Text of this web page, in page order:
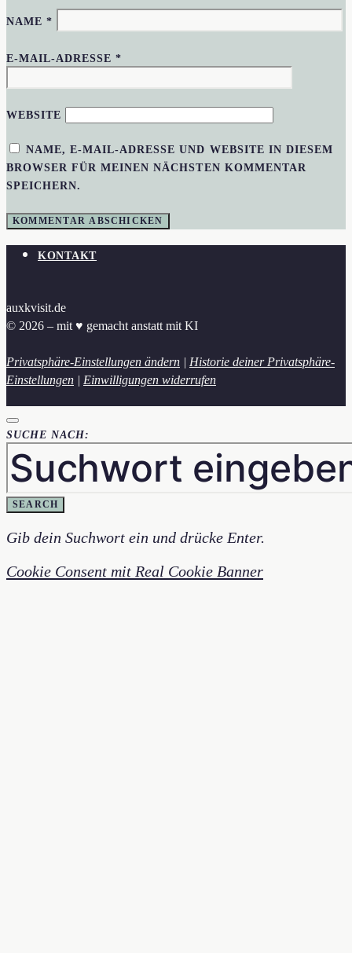
NAME*
E-MAIL-ADRESSE*
WEBSITE
NAME, E-MAIL-ADRESSE UND WEBSITE IN DIESEM
BROWSER FÜR MEINEN NÄCHSTEN KOMMENTAR
SPEICHERN.
KONTAKT
auxkvisit.de
© 2026 – mit ♥︎ gemacht anstatt mit KI
Privatsphäre-Einstellungen ändern | Historie deiner Privatsphäre-
Einstellungen | Einwilligungen widerrufen
SUCHE NACH:
SEARCH
Gib dein Suchwort ein und drücke Enter.
Cookie Consent mit Real Cookie Banner